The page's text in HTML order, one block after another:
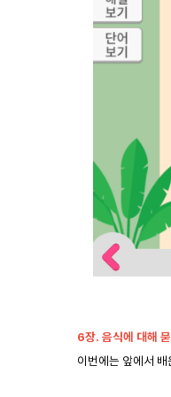
6장. 음식에 대해
이번에는 앞에서